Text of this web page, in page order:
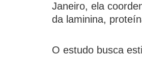
Janeiro, ela
da laminina,
O estudo busca